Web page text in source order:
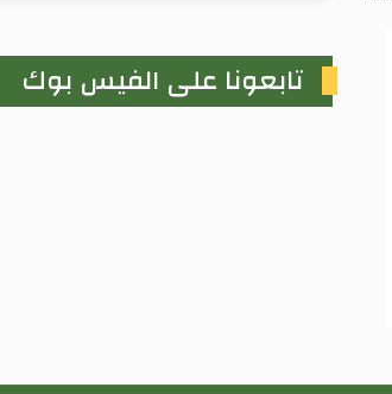
تابعونا على الفيس بوك